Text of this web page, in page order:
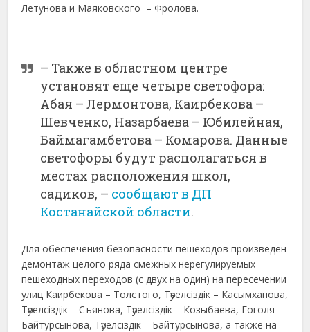
Летунова и Маяковского – Фролова.
– Также в областном центре
установят еще четыре светофора:
Абая – Лермонтова, Каирбекова –
Шевченко, Назарбаева – Юбилейная,
Баймагамбетова – Комарова. Данные
светофоры будут располагаться в
местах расположения школ,
садиков, – сообщают в ДП
Костанайской области.
Для обеспечения безопасности пешеходов произведен
демонтаж целого ряда смежных нерегулируемых
пешеходных переходов (с двух на один) на пересечении
улиц Каирбекова – Толстого, Тәуелсіздік – Касымханова,
Тәуелсіздік – Съянова, Тәуелсіздік – Козыбаева, Гоголя –
Байтурсынова, Тәуелсіздік – Байтурсынова, а также на